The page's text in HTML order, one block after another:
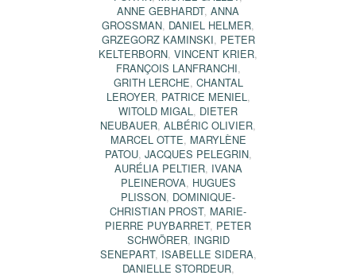
ANNE GEBHARDT, ANNA
GROSSMAN, DANIEL HELMER,
GRZEGORZ KAMINSKI, PETER
KELTERBORN, VINCENT KRIER,
FRANÇOIS LANFRANCHI,
GRITH LERCHE, CHANTAL
LEROYER, PATRICE MENIEL,
WITOLD MIGAL, DIETER
NEUBAUER, ALBÉRIC OLIVIER,
MARCEL OTTE, MARYLÈNE
PATOU, JACQUES PELEGRIN,
AURÉLIA PELTIER, IVANA
PLEINEROVA, HUGUES
PLISSON, DOMINIQUE-
CHRISTIAN PROST, MARIE-
PIERRE PUYBARRET, PETER
SCHWÖRER, INGRID
SENEPART, ISABELLE SIDERA,
DANIELLE STORDEUR,